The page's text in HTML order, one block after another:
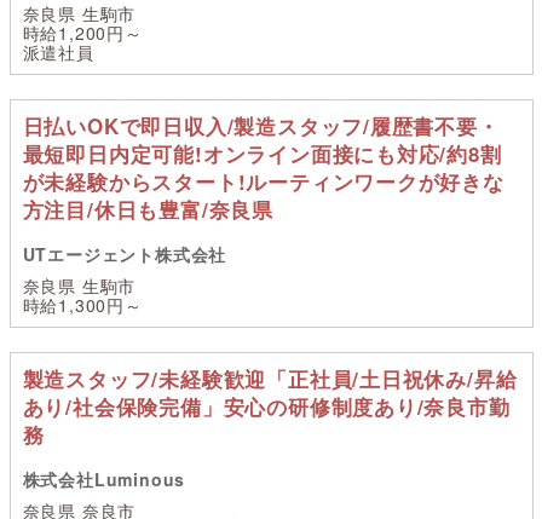
奈良県 生駒市
時給1,200円～
派遣社員
日払いOKで即日収入/製造スタッフ/履歴書不要・
最短即日内定可能!オンライン面接にも対応/約8割
が未経験からスタート!ルーティンワークが好きな
方注目/休日も豊富/奈良県
UTエージェント株式会社
奈良県 生駒市
時給1,300円～
製造スタッフ/未経験歓迎「正社員/土日祝休み/昇給
あり/社会保険完備」安心の研修制度あり/奈良市勤
務
株式会社Luminous
奈良県 奈良市